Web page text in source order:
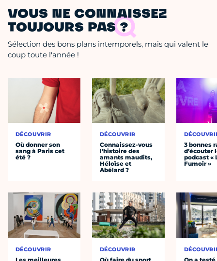
VOUS NE CONNAISSEZ
TOUJOURS PAS ?
Sélection des bons plans intemporels, mais qui valent le
coup toute l'année !
DÉCOUVRIR
Où donner son
sang à Paris cet
été ?
DÉCOUVRIR
DÉCOUVRIR
Connaissez-vous
l’histoire des
amants maudits,
Héloïse et
Abélard ?
DÉCOUVRIR
3 bonnes
d’écouter
podcast «
Fumoir »